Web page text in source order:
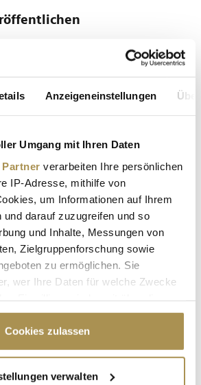
Anzeigeneinstellungen
Umgang mit Ihren Daten
Partner verarbeiten Ihre persönlichen
IP-Adresse, mithilfe von
um Informationen auf Ihrem
darauf zuzugreifen und so
und Inhalte, Messungen von
Zielgruppenforschung sowie
zu ermöglichen. Sie
wer Ihre Daten für welche Zwecke
durch Klicken auf das Privacy
oder widerrufen
über Ihre geografische Lage
Cookies zulassen
verwalten
ABSENDEN